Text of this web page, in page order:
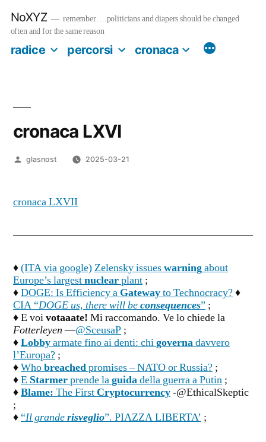
contenuto
NoXYZ
remember….politicians and diapers should be changed
often and for the same reason
radice percorsi cronaca
cronaca LXVI
Pubblicato
glasnost 2025-03-21
cronaca LXVII
♦(ITA via google)Zelensky issueswarningabout
Europe’s largestnuclearplant ;
♦DOGE: Is Efficiency a Gatewayto Technocracy?♦
CIA “DOGE us, there will beconsequences” ;
♦ E voivotaaate! Mi raccomando. Ve lo chiede la
Fotterleyen—@SceusaP ;
♦Lobbyarmate fino ai denti: chigovernadavvero
l’Europa? ;
♦Whobreachedpromises – NATO or Russia? ;
♦E Starmerprende laguidadella guerra a Putin ;
♦Blame: The FirstCryptocurrency-@EthicalSkeptic
;
♦“Il granderisveglio”. PIAZZA LIBERTA’ ;